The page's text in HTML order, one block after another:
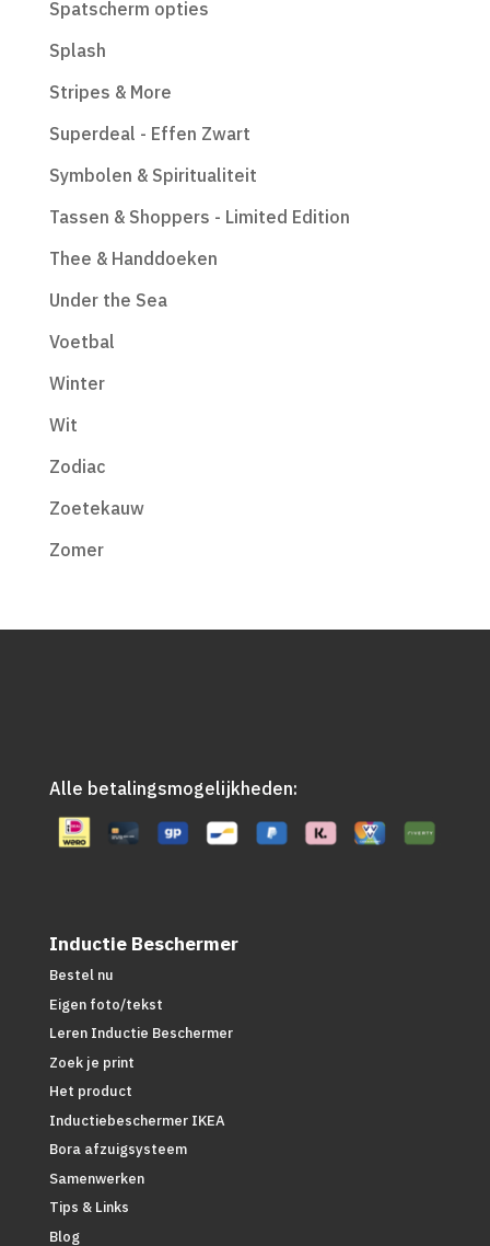
Spatscherm opties
Splash
Stripes & More
Superdeal - Effen Zwart
Symbolen & Spiritualiteit
Tassen & Shoppers - Limited Edition
Thee & Handdoeken
Under the Sea
Voetbal
Winter
Wit
Zodiac
Zoetekauw
Zomer
Alle betalingsmogelijkheden:
Inductie Beschermer
Bestel nu
Eigen foto/tekst
Leren Inductie Beschermer
Zoek je print
Het product
Inductiebeschermer IKEA
Bora afzuigsysteem
Samenwerken
Tips & Links
Blog